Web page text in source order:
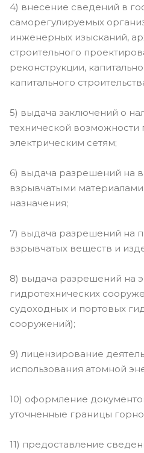
4) внесение сведений в
саморегулируемых
инженерных изысканий,
строительного
реконструкции,
капитального
5) выдача заключений о
технической
электрическим сетям;
6) выдача разрешений на
взрывчатыми
назначения;
7) выдача разрешений на
взрывчатых веществ и
8) выдача разрешений на
гидротехнических
судоходных и портовых
сооружений);
9) лицензирование
использования атомной
10) оформление
уточненные границы
11) предоставление